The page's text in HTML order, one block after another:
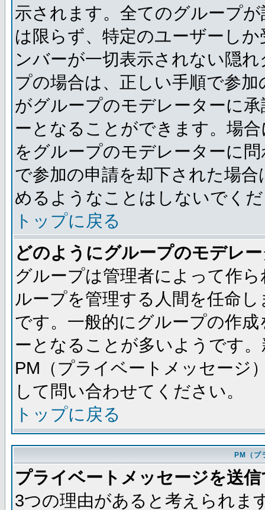
示されます。全てのグループ
は限らず、特定のユーザーし
ンバーが一切表示されない隠
プの場合は、正しい手順で参
がグループのモデレーターに
ーとなることができます。場
をグループのモデレーターに
で参加の申請を却下された場
めるようなことはしないでく
トップに戻る
どのようにグループのモデレ
グループは管理者によって作
ループを管理する人間を任命
です。一般的にグループの作
ーとなることが多いようです
PM（プライベートメッセージ
して問い合わせてください。
トップに戻る
PM（プ
プライベートメッセージを送
3つの理由があると考えられま